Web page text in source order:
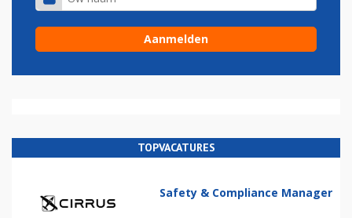
TOPVACATURES
Safety & Compliance Manager